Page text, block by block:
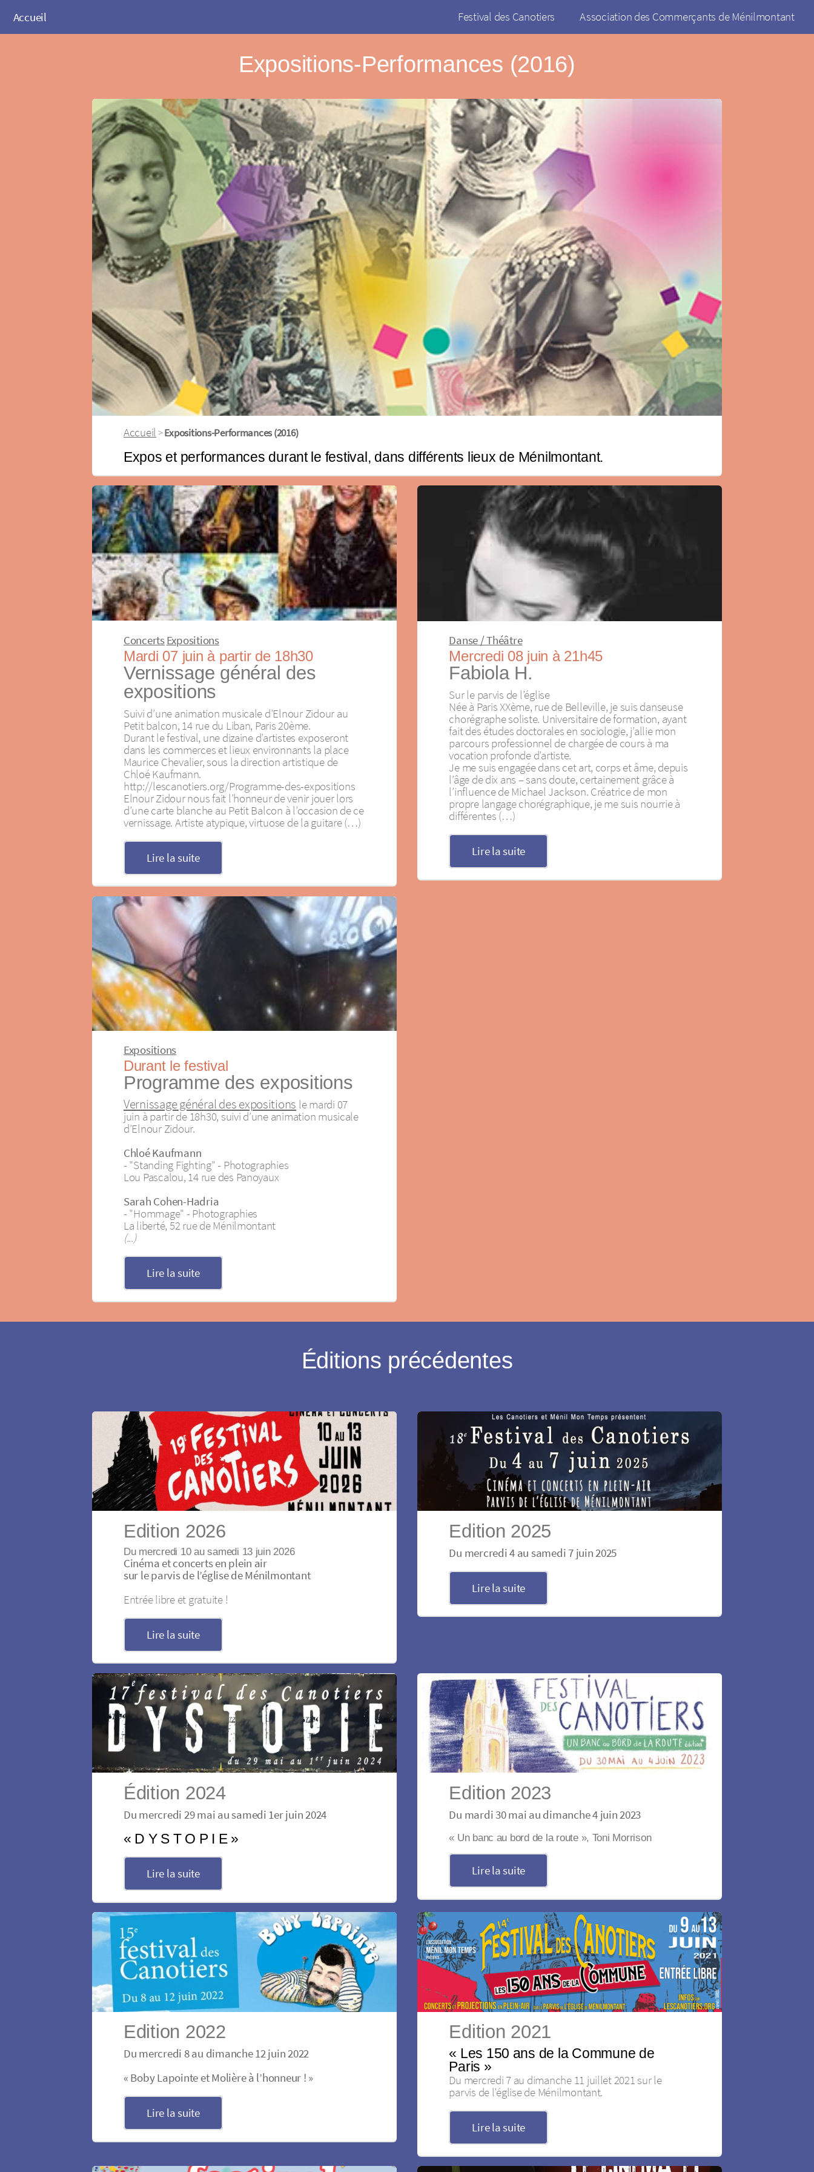
Accueil Festival des Canotiers Association des Commerçants de Ménilmontant
Expositions-Performances (2016)
Accueil>Expositions-Performances (2016)
Expos et performances durant le festival, dans différents lieux de Ménilmontant.
ConcertsExpositions
Mardi 07 juin à partir de 18h30
Vernissage général des
expositions
Suivi d’une animation musicale d’Elnour Zidour au
Petit balcon, 14 rue du Liban, Paris 20ème.
Durant le festival, une dizaine d’artistes exposeront
dans les commerces et lieux environnants la place
Maurice Chevalier, sous la direction artistique de
Chloé Kaufmann.
http://lescanotiers.org/Programme-des-expositions
Elnour Zidour nous fait l’honneur de venir jouer lors
d’une carte blanche au Petit Balcon à l’occasion de ce
vernissage. Artiste atypique, virtuose de la guitare (…)
Lire la suite
Danse / Théâtre
Mercredi 08 juin à 21h45
Fabiola H.
Sur le parvis de l’église
Née à Paris XXème, rue de Belleville, je suis danseuse
chorégraphe soliste. Universitaire de formation, ayant
fait des études doctorales en sociologie, j’allie mon
parcours professionnel de chargée de cours à ma
vocation profonde d’artiste.
Je me suis engagée dans cet art, corps et âme, depuis
l’âge de dix ans – sans doute, certainement grâce à
l’influence de Michael Jackson. Créatrice de mon
propre langage chorégraphique, je me suis nourrie à
différentes (…)
Lire la suite
Expositions
Durant le festival
Programme des expositions
Vernissage général des expositions le mardi 07
juin à partir de 18h30, suivi d’une animation musicale
d’Elnour Zidour.
Chloé Kaufmann
- "Standing Fighting" - Photographies
Lou Pascalou, 14 rue des Panoyaux
Sarah Cohen-Hadria
- "Hommage" - Photographies
La liberté, 52 rue de Ménilmontant
(...)
Lire la suite
Éditions précédentes
Edition 2026
Du mercredi 10 au samedi 13 juin 2026
Cinéma et concerts en plein air
sur le parvis de l’église de Ménilmontant
Entrée libre et gratuite !
Lire la suite
Edition 2025
Du mercredi 4 au samedi 7 juin 2025
Lire la suite
Édition 2024
Du mercredi 29 mai au samedi 1er juin 2024
« D Y S T O P I E »
Lire la suite
Edition 2023
Du mardi 30 mai au dimanche 4 juin 2023
« Un banc au bord de la route », Toni Morrison
Lire la suite
Edition 2022
Du mercredi 8 au dimanche 12 juin 2022
« Boby Lapointe et Molière à l’honneur ! »
Lire la suite
Edition 2021
« Les 150 ans de la Commune de
Paris »
Du mercredi 7 au dimanche 11 juillet 2021 sur le
parvis de l’église de Ménilmontant.
Lire la suite